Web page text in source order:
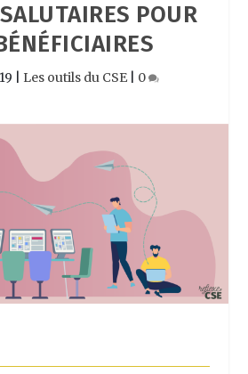
POUR
Les outils du CSE 0